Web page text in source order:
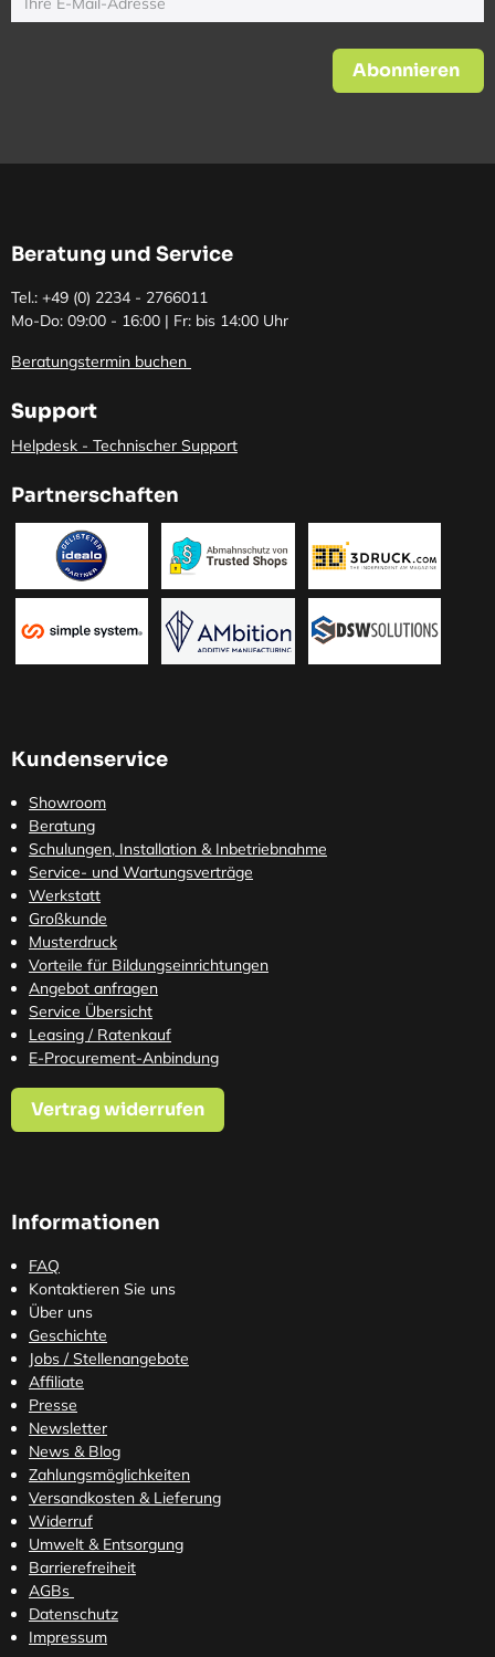
Abonnieren
Beratung und Service
Tel.: +49 (0) 2234 - 2766011
Mo-Do: 09:00 - 16:00 | Fr: bis 14:00 Uhr
Beratungstermin buchen
Support
Helpdesk - Technischer Support
Partnerschaften
Kundenservice
Showroom
Beratung
Schulungen, Installation & Inbetriebnahme
Service- und Wartungsverträge
Werkstatt
Großkunde
Musterdruck
Vorteile für Bildungseinrichtungen
Angebot anfragen
Service Übersicht
Leasing / Ratenkauf
E-Procurement-Anbindung
Vertrag widerrufen
Informationen
FAQ
Kontaktieren Sie uns
Über uns
Geschichte
Jobs / Stellenangebote
Affiliate
Presse
Newsletter
News & Blog
Zahlungsmöglichkeiten
Versandkosten & Lieferung
Widerruf
Umwelt & Entsorgung
Barrierefreiheit
AGBs
Datenschutz
Impressum